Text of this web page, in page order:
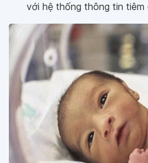
với hệ thống thông tin tiêm